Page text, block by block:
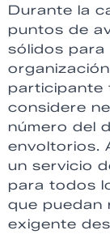
Durante la
puntos de
sólidos para
participante
considere
número del
envoltorios.
un servicio
para todos
que puedan
exigente